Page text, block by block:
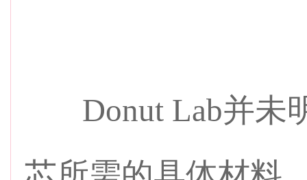
Donut Lab并未